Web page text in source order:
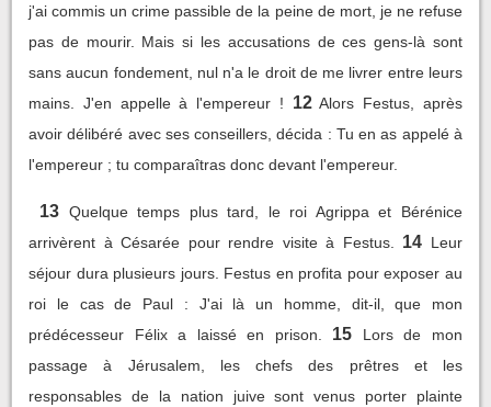
j'ai commis un crime passible de la peine de mort, je ne refuse
pas de mourir. Mais si les accusations de ces gens-là sont
sans aucun fondement, nul n'a le droit de me livrer entre leurs
mains. J'en appelle à l'empereur !
12 Alors Festus, après
avoir délibéré avec ses conseillers, décida : Tu en as appelé à
l'empereur ; tu comparaîtras donc devant l'empereur.
13 Quelque temps plus tard, le roi Agrippa et Bérénice
arrivèrent à Césarée pour rendre visite à Festus.
14 Leur
séjour dura plusieurs jours. Festus en profita pour exposer au
roi le cas de Paul : J'ai là un homme, dit-il, que mon
prédécesseur Félix a laissé en prison.
15
Lors de mon
passage à Jérusalem, les chefs des prêtres et les
responsables de la nation juive sont venus porter plainte